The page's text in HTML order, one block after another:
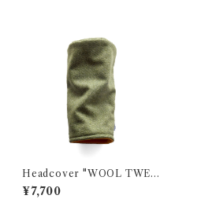
Headcover "WOOL TWEE
D" PALE GREEN / Driver
¥7,700